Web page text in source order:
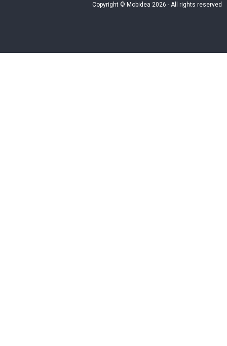
Copyright © Mobidea 2026 - All rights reserved